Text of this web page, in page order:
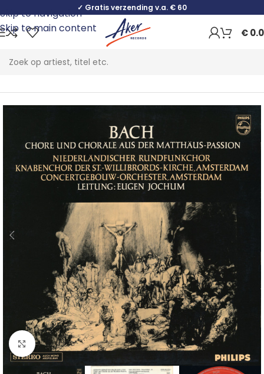
Skip to navigation
Skip to main content
✓ Gratis verzending v.a. € 60
€
Home Classical
Click to enlarge